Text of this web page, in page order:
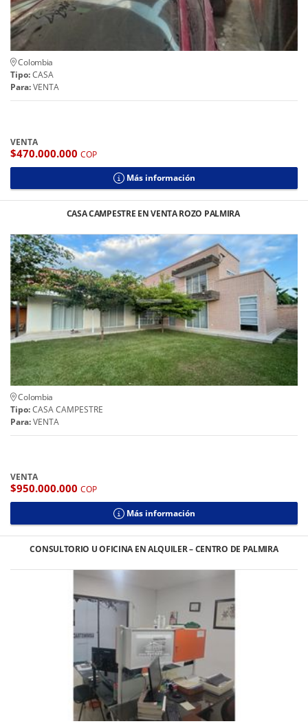
Colombia
Tipo:CASA
Para:VENTA
VENTA
$470.000.000 COP
Más información
CASA CAMPESTRE EN VENTA ROZO PALMIRA
Colombia
Tipo:CASA CAMPESTRE
Para:VENTA
VENTA
$950.000.000 COP
Más información
CONSULTORIO U OFICINA EN ALQUILER – CENTRO DE PALMIRA